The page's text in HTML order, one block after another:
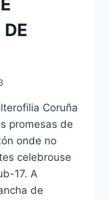
Coruña
promesas de
onde no
celebrouse
17. A
de